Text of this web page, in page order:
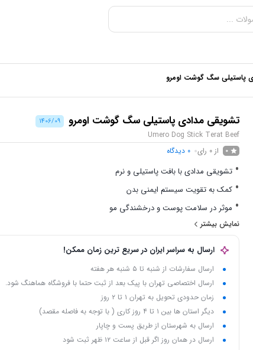
پاستیلی سگ گوشت اومرو
تشویقی مدادی پاستیلی سگ گوشت اومرو 1406/09
Umero Dog Stick Terat Beef
0 از 0 رای 0 دیدگاه
⁠تشویقی مدادی با بافت پاستیلی و نرم
کمک به تقویت سیستم ایمنی بدن
موثر در سلامت پوست و درخشندگی مو
منبع غنی از آنتی‌اکسیدان و پروتئین
⁠هضم آسان و مناسب همه نژادها
⁠ایده‌آل برای آموزش و تربیت
⁠بدون افزودنی‌های مضر
ساخت کشور ایران
نمایش بیشتر
ارسال به سراسر ایران در سریع ترین زمان ممکن!
ارسال سفارشات از شنبه تا ۵ شنبه هر هفته
ارسال اختصاصی تهران با پیک بعد از ثبت حتما با فروشگاه هماهنگ شود.
زمان حدودی تحویل به تهران ۱ تا ۲ روز
دیگر استان ها بین ۱ تا ۴ روز کاری ( با توجه به فاصله مقصد)
ارسال به شهرستان از طریق پست و چاپار
ارسال در همان روز اگر قبل از ساعت ۱۲ ظهر ثبت شود